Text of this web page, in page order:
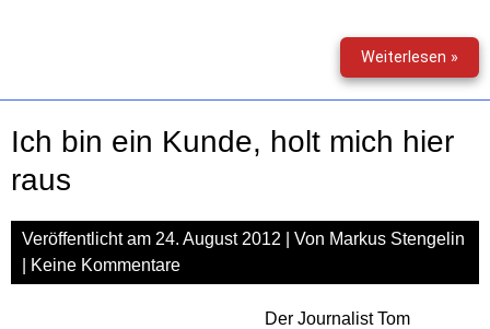
Weiterlesen »
–
Ich bin ein Kunde, holt mich hier
raus
Veröffentlicht am 24. August 2012 | Von Markus Stengelin
Keine Kommentare
Der Journalist Tom